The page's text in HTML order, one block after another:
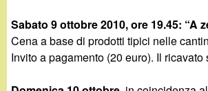
Sabato 9 ottobre 2010, ore 19.45: “A
Cena a base di prodotti tipici nelle
Invito a pagamento (20 euro). Il